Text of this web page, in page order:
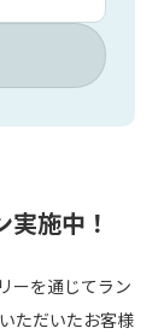
施中！
ーを通じてラン
ただいたお客様